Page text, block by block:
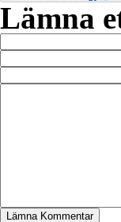
Lämna